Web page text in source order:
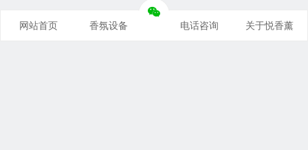
网站首页 香氛设备 电话咨询 关于悦香薰